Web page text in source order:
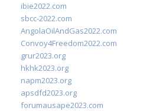
ibie2022.com
sbcc-2022.com
AngolaOilAndGas2022.com
Convoy4Freedom2022.com
grur2023.org
hkhk2023.org
napm2023.org
apsdfd2023.org
forumausape2023.com